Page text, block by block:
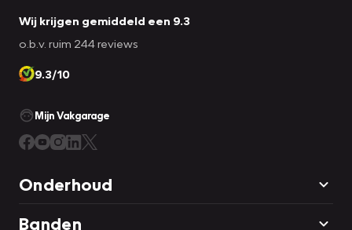
Wij krijgen gemiddeld een 9.3
o.b.v. ruim 244 reviews
9.3/10
Mijn Vakgarage
Onderhoud
Banden